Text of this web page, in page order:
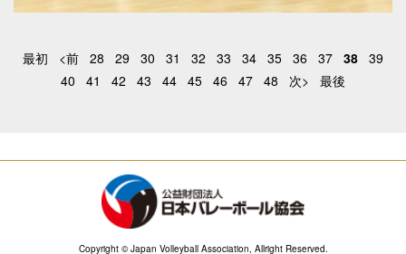
最初 <前 28 29 30 31 32 33 34 35 36 37 38 39
40
41 42 43 44 45 46 47 48 次> 最後
Copyright © Japan Volleyball Association, Allright Reserved.